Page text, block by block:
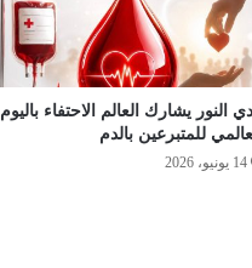
النور يشارك العالم الاحتفاء باليوم
للمتبرعين بالدم
14 يونيو، 2026